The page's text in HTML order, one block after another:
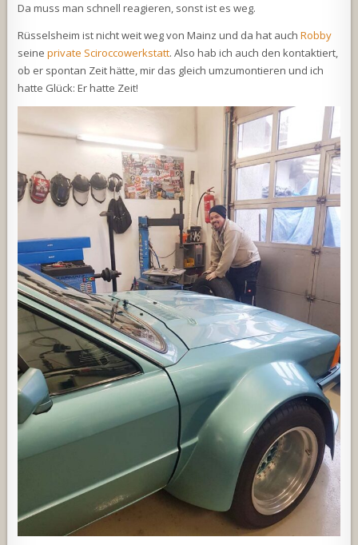
Da muss man schnell reagieren, sonst ist es weg.
Rüsselsheim ist nicht weit weg von Mainz und da hat auchRobby
seineprivate Sciroccowerkstatt. Also hab ich auch den kontaktiert,
ob er spontan Zeit hätte, mir das gleich umzumontieren und ich
hatte Glück: Er hatte Zeit!